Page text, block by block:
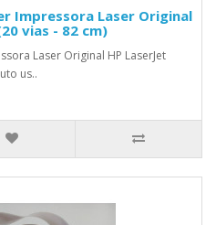
Impressora Laser Original
vias - 82 cm)
Laser Original HP LaserJet
us..